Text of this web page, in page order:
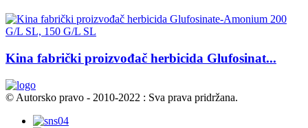
Kina fabrički proizvođač herbicida Glufosinat...
© Autorsko pravo - 2010-2022 : Sva prava pridržana.